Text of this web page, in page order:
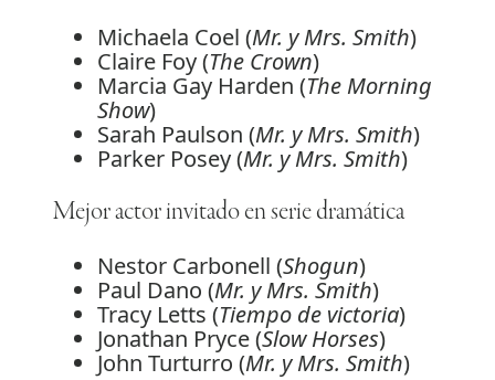
Michaela Coel (Mr. y Mrs. Smith)
Claire Foy (The Crown)
Marcia Gay Harden (The Morning
Show)
Sarah Paulson (Mr. y Mrs. Smith)
Parker Posey (Mr. y Mrs. Smith)
Mejor actor invitado en serie dramática
Nestor Carbonell (Shogun)
Paul Dano (Mr. y Mrs. Smith)
Tracy Letts (Tiempo de victoria)
Jonathan Pryce (Slow Horses)
John Turturro (Mr. y Mrs. Smith)